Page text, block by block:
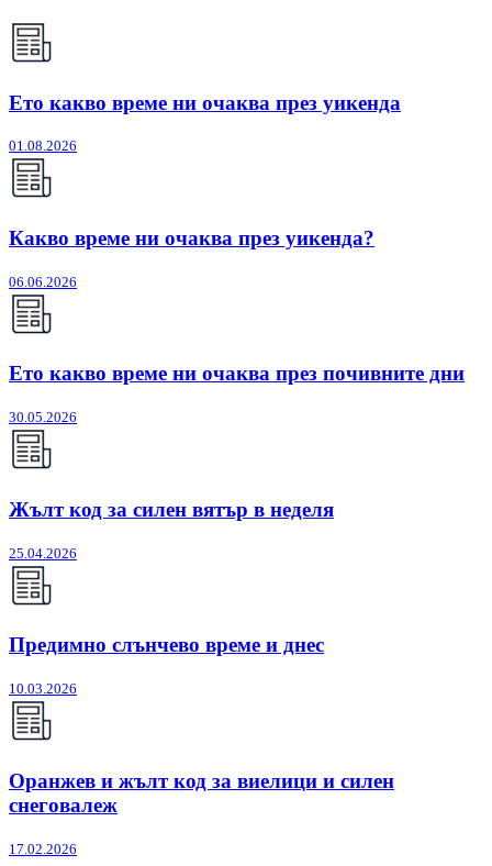
Ето какво време ни очаква през уикенда
01.08.2026
Какво време ни очаква през уикенда?
06.06.2026
Ето какво време ни очаква през почивните дни
30.05.2026
Жълт код за силен вятър в неделя
25.04.2026
Предимно слънчево време и днес
10.03.2026
Оранжев и жълт код за виелици и силен
снеговалеж
17.02.2026